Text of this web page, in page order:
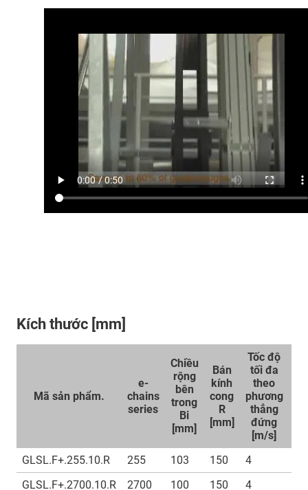
Kích thước [mm]
Mã sản phẩm.
e-
chains
series
Chiều
rộng
bên
trong
Bi
[mm]
Bán
kính
cong
R
[mm]
Tốc độ
tối đa
theo
phương
thẳng
đứng
[m/s]
GLSL.F+.255.10.R 255 103 150 4
GLSL.F+.2700.10.R
2700 100 150 4